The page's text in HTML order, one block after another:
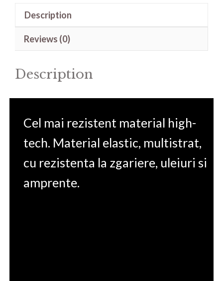
Description
Reviews (0)
Description
Cel mai rezistent material high-
tech. Material elastic, multistrat,
cu rezistenta la zgariere, uleiuri si
amprente.